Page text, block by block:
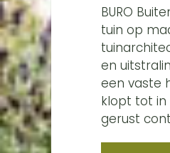
BURO
tuin op
en
een vaste
klopt tot in
gerust